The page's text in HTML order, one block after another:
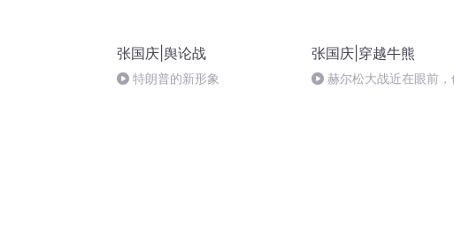
张国庆|舆论战
特朗普的新形象
张国庆|穿越牛熊
赫尔松大战近在眼前，